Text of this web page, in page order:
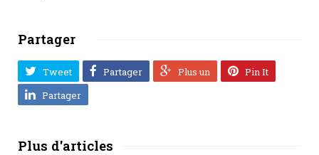
Partager
Tweet Partager Plus un
Pin It
Partager
Plus d'articles